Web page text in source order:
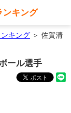
ンキング
キング ＞ 佐賀清
ール選手